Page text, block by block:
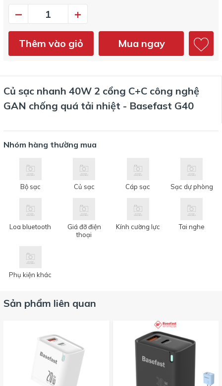
– +
Thêm vào giỏ Mua ngay
Củ sạc nhanh 40W 2 cổng C+C công nghệ
GAN chống quá tải nhiệt - Basefast G40
Nhóm hàng thường mua
Bộ sạc Củ sạc Cáp sạc Sạc dự phòng
Loa bluetooth
Giá đỡ điện
thoại
Kính cường lực Tai nghe
Phụ kiện khác
Sản phẩm liên quan